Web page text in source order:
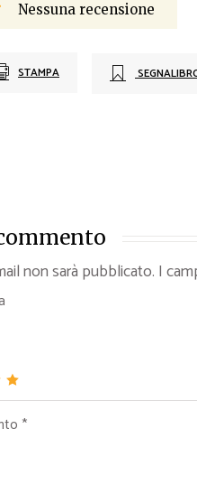
Nessuna recensione
STAMPA
non sarà pubblicato. I